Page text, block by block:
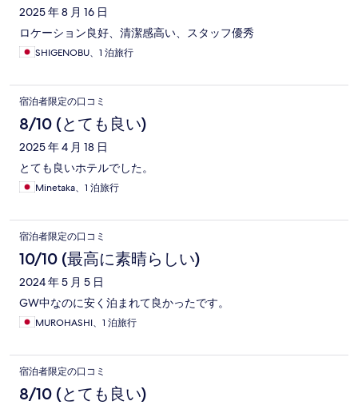
2025 年 8 月 16 日
ロケーション良好、清潔感高い、スタッフ優秀
SHIGENOBU、1 泊旅行
宿泊者限定の口コミ
8/10 (とても良い)
2025 年 4 月 18 日
とても良いホテルでした。
Minetaka、1 泊旅行
宿泊者限定の口コミ
10/10 (最高に素晴らしい)
2024 年 5 月 5 日
GW中なのに安く泊まれて良かったです。
MUROHASHI、1 泊旅行
宿泊者限定の口コミ
8/10 (とても良い)